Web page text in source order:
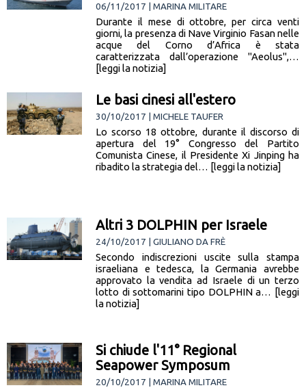
06/11/2017 | MARINA MILITARE
Durante il mese di ottobre, per circa venti
giorni, la presenza di Nave Virginio Fasan nelle
acque del Corno d’Africa è stata
caratterizzata dall’operazione "Aeolus",…
[leggi la notizia]
Le basi cinesi all'estero
30/10/2017 | MICHELE TAUFER
Lo scorso 18 ottobre, durante il discorso di
apertura del 19° Congresso del Partito
Comunista Cinese, il Presidente Xi Jinping ha
ribadito la strategia del… [leggi la notizia]
Altri 3 DOLPHIN per Israele
24/10/2017 | GIULIANO DA FRÈ
Secondo indiscrezioni uscite sulla stampa
israeliana e tedesca, la Germania avrebbe
approvato la vendita ad Israele di un terzo
lotto di sottomarini tipo DOLPHIN a… [leggi
la notizia]
Si chiude l'11° Regional
Seapower Symposum
20/10/2017 | MARINA MILITARE